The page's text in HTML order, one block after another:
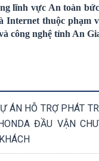
lĩnh vực An toàn
Internet thuộc phạm
công nghệ tỉnh An
ÁN HỖ TRỢ PHÁT
ĐẦU VẬN